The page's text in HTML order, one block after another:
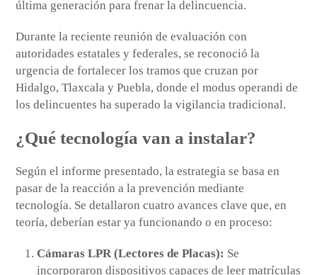
última generación para frenar la delincuencia.
Durante la reciente reunión de evaluación con
autoridades estatales y federales, se reconoció la
urgencia de fortalecer los tramos que cruzan por
Hidalgo, Tlaxcala y Puebla, donde el modus operandi de
los delincuentes ha superado la vigilancia tradicional.
¿Qué tecnología van a instalar?
Según el informe presentado, la estrategia se basa en
pasar de la reacción a la prevención mediante
tecnología. Se detallaron cuatro avances clave que, en
teoría, deberían estar ya funcionando o en proceso:
Cámaras LPR (Lectores de Placas): Se
incorporaron dispositivos capaces de leer matrículas